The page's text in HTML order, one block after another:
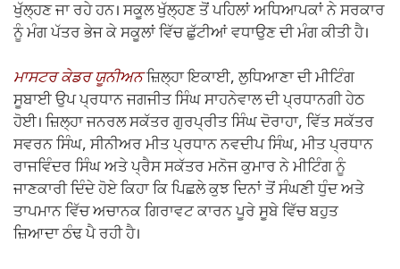
ਖੁੱਲ੍ਹਣ ਜਾ ਰਹੇ ਹਨ। ਸਕੂਲ ਖੁੱਲ੍ਹਣ ਤੋਂ ਪਹਿਲਾਂ ਅਧਿਆਪਕਾਂ ਨੇ ਸਰਕਾਰ
ਨੂੰ ਮੰਗ ਪੱਤਰ ਭੇਜ ਕੇ ਸਕੂਲਾਂ ਵਿੱਚ ਛੁੱਟੀਆਂ ਵਧਾਉਣ ਦੀ ਮੰਗ ਕੀਤੀ ਹੈ।
ਮਾਸਟਰ ਕੇਡਰ ਯੂਨੀਅਨਜ਼ਿਲ੍ਹਾ ਇਕਾਈ, ਲੁਧਿਆਣਾ ਦੀ ਮੀਟਿੰਗ
ਸੂਬਾਈ ਉਪ ਪ੍ਰਧਾਨ ਜਗਜੀਤ ਸਿੰਘ ਸਾਹਨੇਵਾਲ ਦੀ ਪ੍ਰਧਾਨਗੀ ਹੇਠ
ਹੋਈ। ਜ਼ਿਲ੍ਹਾ ਜਨਰਲ ਸਕੱਤਰ ਗੁਰਪ੍ਰੀਤ ਸਿੰਘ ਦੋਰਾਹਾ, ਵਿੱਤ ਸਕੱਤਰ
ਸਵਰਨ ਸਿੰਘ, ਸੀਨੀਅਰ ਮੀਤ ਪ੍ਰਧਾਨ ਨਵਦੀਪ ਸਿੰਘ, ਮੀਤ ਪ੍ਰਧਾਨ
ਰਾਜਵਿੰਦਰ ਸਿੰਘ ਅਤੇ ਪ੍ਰੈਸ ਸਕੱਤਰ ਮਨੋਜ ਕੁਮਾਰ ਨੇ ਮੀਟਿੰਗ ਨੂੰ
ਜਾਣਕਾਰੀ ਦਿੰਦੇ ਹੋਏ ਕਿਹਾ ਕਿ ਪਿਛਲੇ ਕੁਝ ਦਿਨਾਂ ਤੋਂ ਸੰਘਣੀ ਧੁੰਦ ਅਤੇ
ਤਾਪਮਾਨ ਵਿੱਚ ਅਚਾਨਕ ਗਿਰਾਵਟ ਕਾਰਨ ਪੂਰੇ ਸੂਬੇ ਵਿੱਚ ਬਹੁਤ
ਜ਼ਿਆਦਾ ਠੰਢ ਪੈ ਰਹੀ ਹੈ।